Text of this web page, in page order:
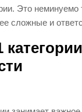
Это неминуемо
сложные и